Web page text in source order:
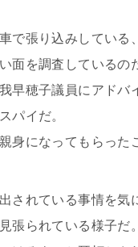
で張り込みしている
面を調査しているの
早穂子議員にアドバ
パイだ。
身になってもらった
されている事情を気
張られている様子だ。